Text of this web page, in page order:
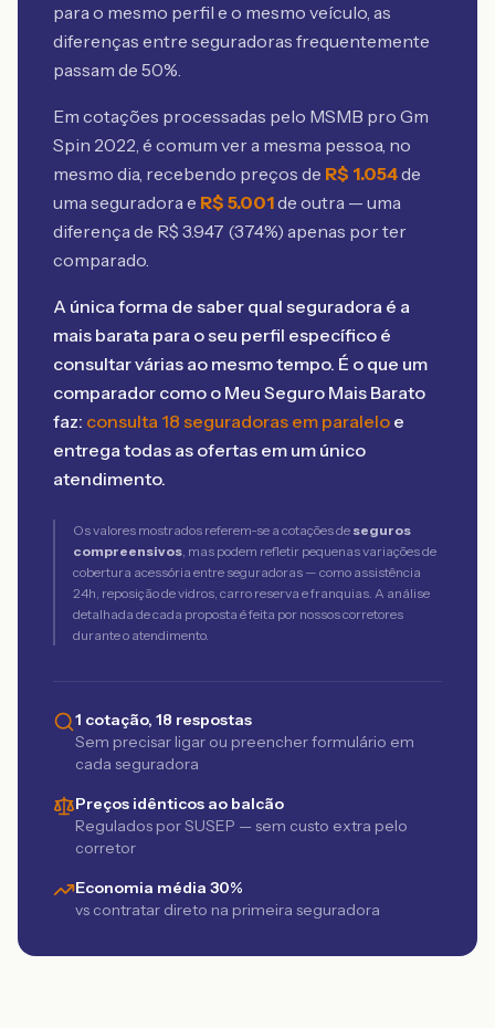
para o mesmo perfil e o mesmo veículo, as
diferenças entre seguradoras frequentemente
passam de 50%.
Em cotações processadas pelo MSMB pro Gm
Spin 2022, é comum ver a mesma pessoa, no
mesmo dia, recebendo preços de R$ 1.054de
uma seguradora e R$ 5.001de outra — uma
diferença de R$ 3.947 (374%) apenas por ter
comparado.
A única forma de saber qual seguradora é a
mais barata para o seu perfil específico é
consultar várias ao mesmo tempo. É o que um
comparador como o Meu Seguro Mais Barato
faz: consulta 18 seguradoras em paralelo e
entrega todas as ofertas em um único
atendimento.
Os valores mostrados referem-se a cotações de seguros
compreensivos, mas podem refletir pequenas variações de
cobertura acessória entre seguradoras — como assistência
24h, reposição de vidros, carro reserva e franquias. A análise
detalhada de cada proposta é feita por nossos corretores
durante o atendimento.
1 cotação, 18 respostas
Sem precisar ligar ou preencher formulário em
cada seguradora
Preços idênticos ao balcão
Regulados por SUSEP — sem custo extra pelo
corretor
Economia média 30%
vs contratar direto na primeira seguradora